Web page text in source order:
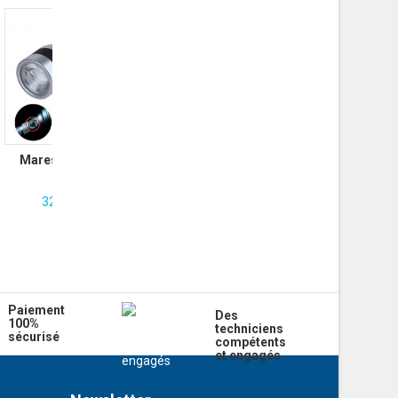
Mares Lampe EOS
325.00 CHF
Paiement
100%
sécurisé
Des
techniciens
compétents
et engagés